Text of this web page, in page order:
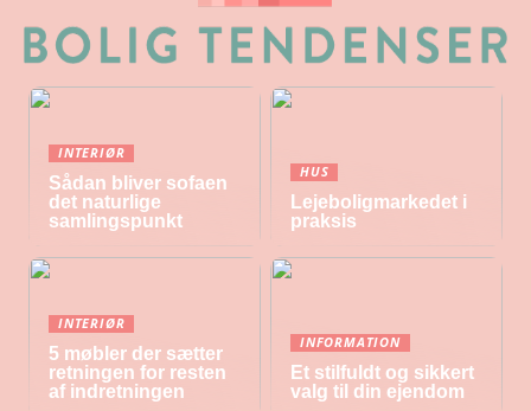
INTERIØR
Sådan bliver sofaen
det naturlige
samlingspunkt
HUS
Lejeboligmarkedet i
praksis
INTERIØR
5 møbler der sætter
retningen for resten
af indretningen
INFORMATION
Et stilfuldt og sikkert
valg til din ejendom